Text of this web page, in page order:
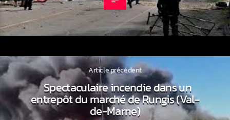
Article précédent
Spectaculaire incendie dans un
entrepôt du marché de Rungis (Val-
de-Marne)